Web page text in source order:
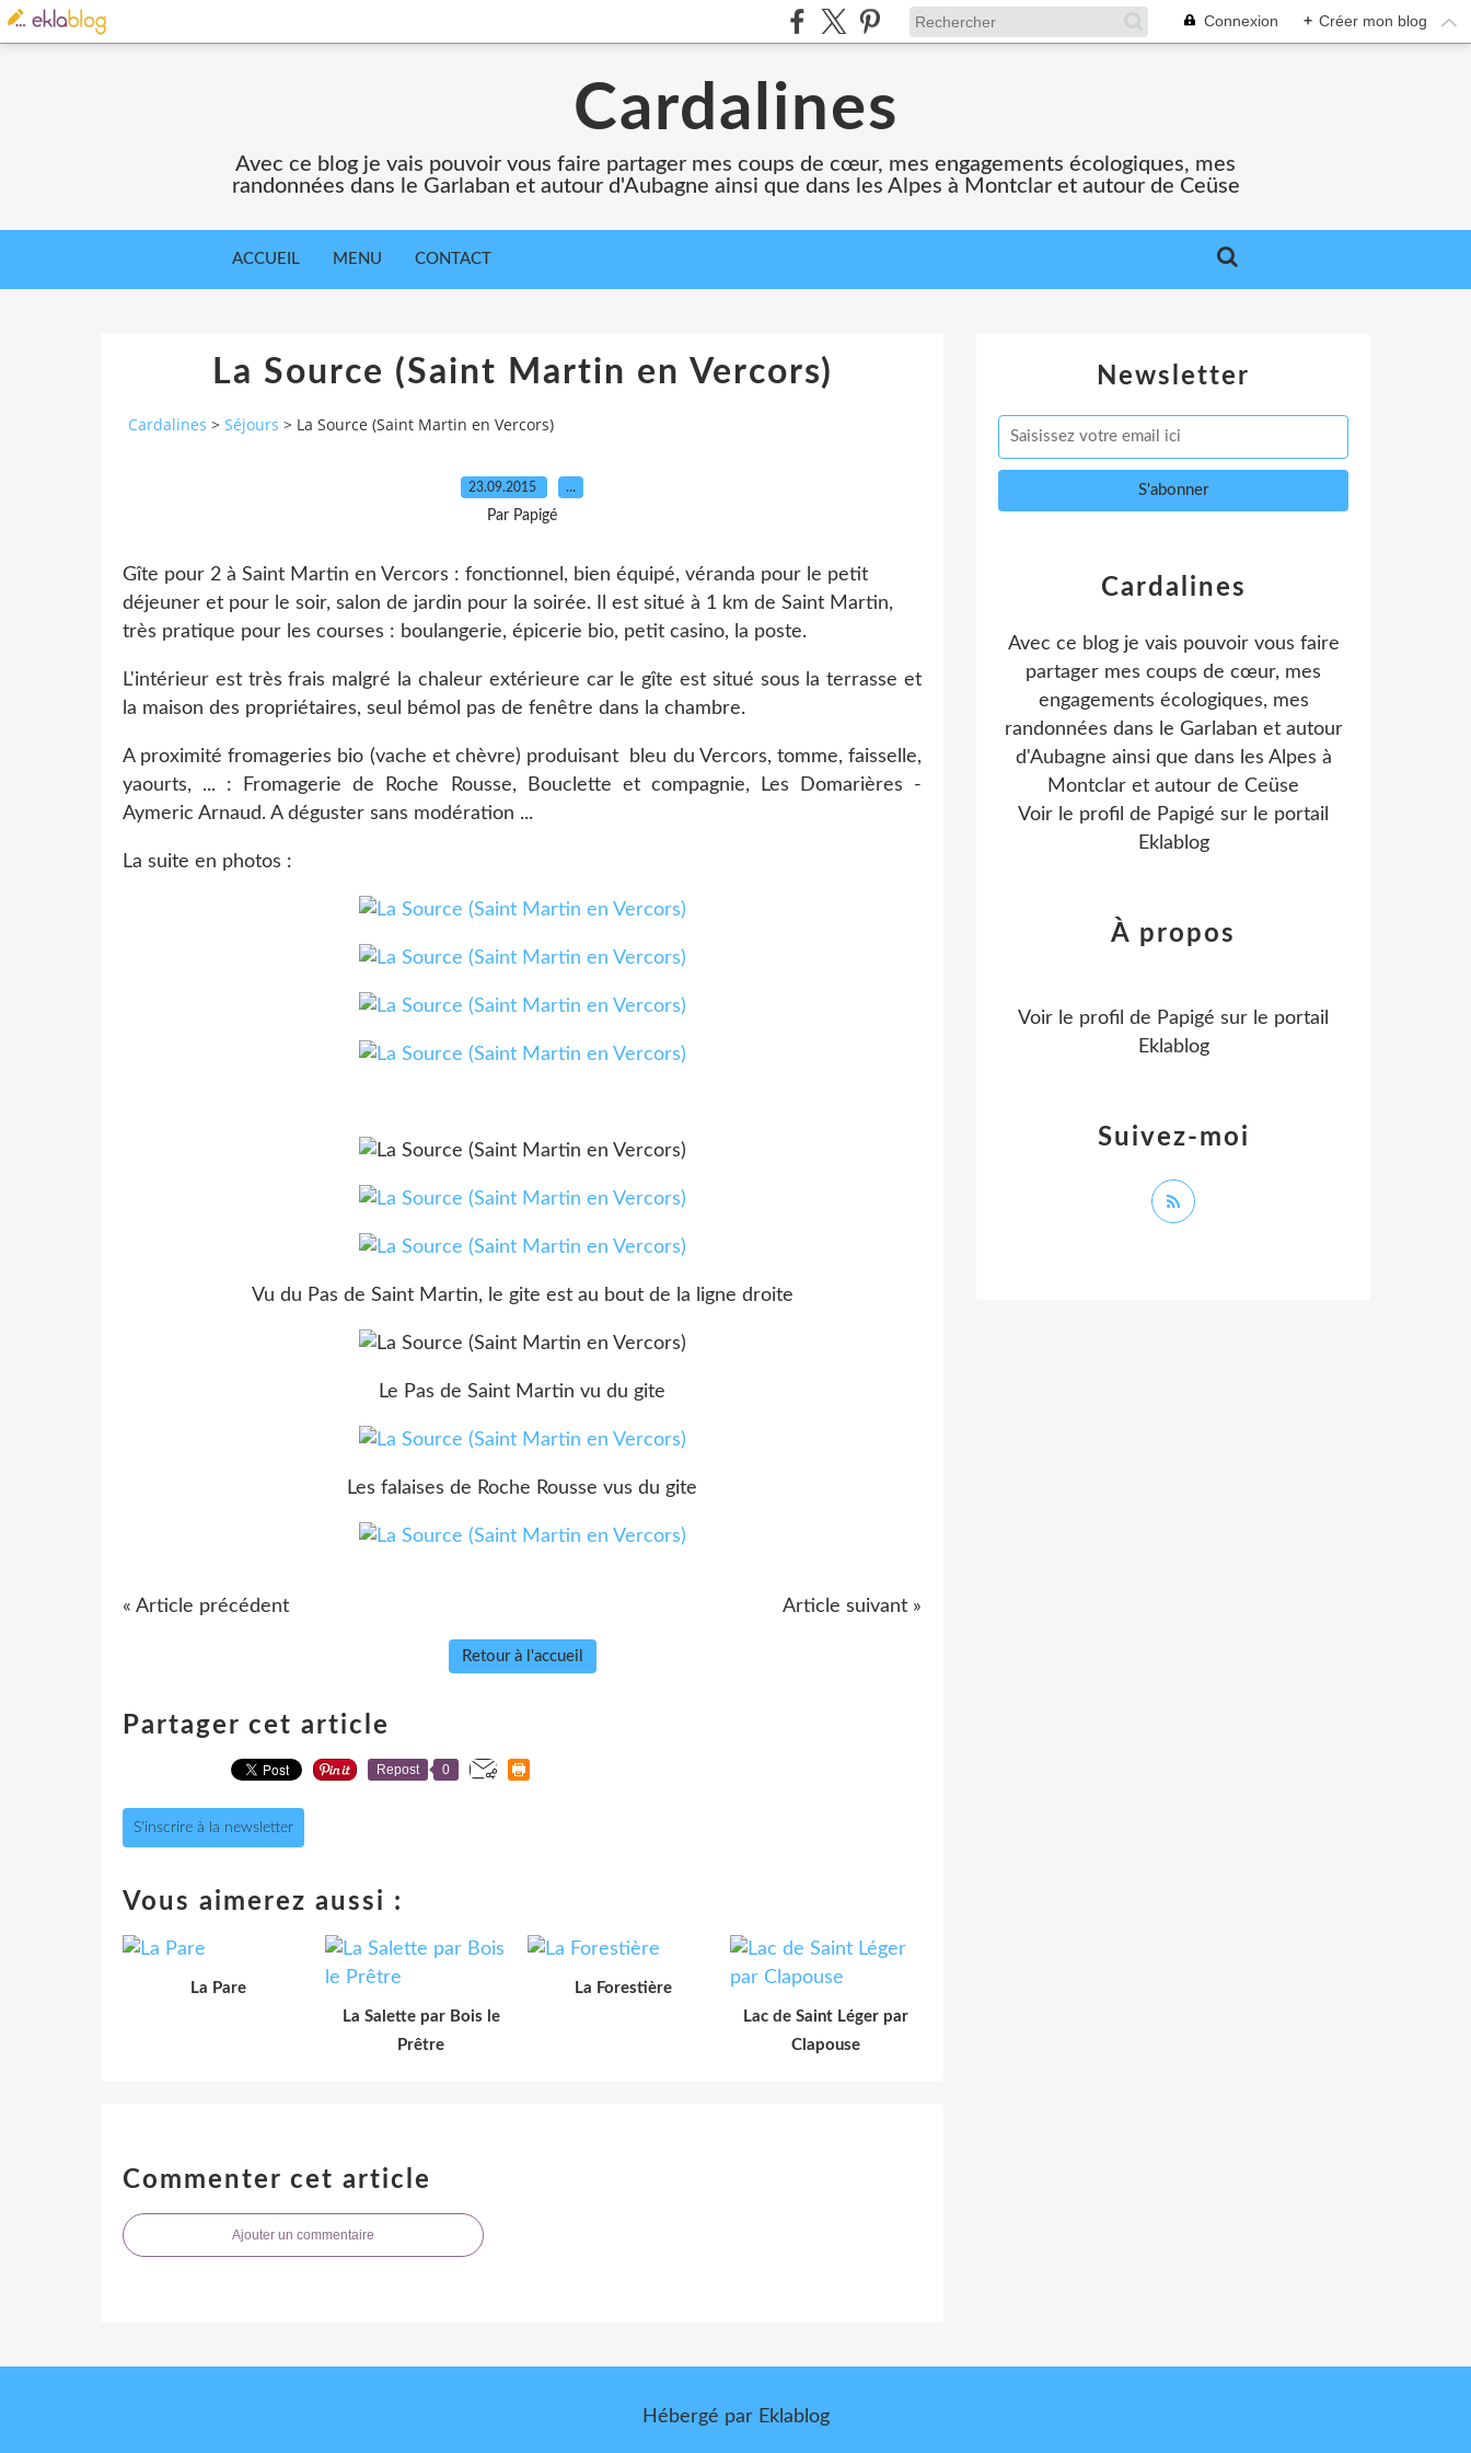
Connexion + Créer mon blog
Cardalines
Avec ce blog je vais pouvoir vous faire partager mes coups de cœur, mes engagements écologiques, mes
randonnées dans le Garlaban et autour d'Aubagne ainsi que dans les Alpes à Montclar et autour de Ceüse
ACCUEIL MENU CONTACT
La Source (Saint Martin en Vercors)
Cardalines > Séjours > La Source (Saint Martin en Vercors)
23.09.2015 …
Par Papigé
Gîte pour 2 à Saint Martin en Vercors : fonctionnel, bien équipé, véranda pour le petit
déjeuner et pour le soir, salon de jardin pour la soirée. Il est situé à 1 km de Saint Martin,
très pratique pour les courses : boulangerie, épicerie bio, petit casino, la poste.
L'intérieur est très frais malgré la chaleur extérieure car le gîte est situé sous la terrasse et
la maison des propriétaires, seul bémol pas de fenêtre dans la chambre.
A proximité fromageries bio (vache et chèvre) produisant bleu du Vercors, tomme, faisselle,
yaourts, ... : Fromagerie de Roche Rousse, Bouclette et compagnie, Les Domarières -
Aymeric Arnaud. A déguster sans modération ...
La suite en photos :
Vu du Pas de Saint Martin, le gite est au bout de la ligne droite
Le Pas de Saint Martin vu du gite
Les falaises de Roche Rousse vus du gite
« Article précédent Article suivant »
Retour à l'accueil
Partager cet article
Repost 0
S'inscrire à la newsletter
Vous aimerez aussi :
La Pare
La Salette par Bois le
Prêtre
La Forestière
Lac de Saint Léger par
Clapouse
Commenter cet article
Ajouter un commentaire
Newsletter
Cardalines
Avec ce blog je vais pouvoir vous faire
partager mes coups de cœur, mes
engagements écologiques, mes
randonnées dans le Garlaban et autour
d'Aubagne ainsi que dans les Alpes à
Montclar et autour de Ceüse
Voir le profil de Papigé sur le portail
Eklablog
Suivez-moi
À propos
Voir le profil de Papigé sur le portail
Eklablog
Hébergé par Eklablog